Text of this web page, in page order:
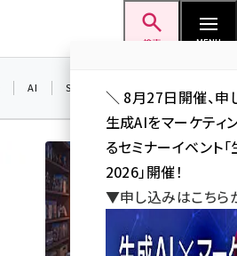
検索 MENU
AI SNS
＼ 8月27日開催、申
生成AIをマーケティ
るセミナーイベント
2026」開催！
▼申し込みはこち